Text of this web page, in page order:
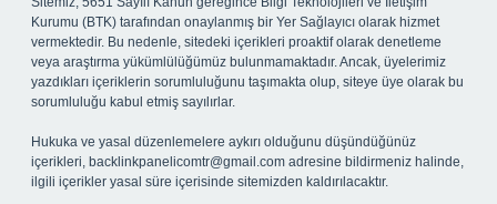
Kurumu (BTK) tarafından onaylanmış bir Yer Sağlayıcı olarak hizmet
vermektedir. Bu nedenle, sitedeki içerikleri proaktif olarak denetleme
veya araştırma yükümlülüğümüz bulunmamaktadır. Ancak, üyelerimiz
yazdıkları içeriklerin sorumluluğunu taşımakta olup, siteye üye olarak bu
sorumluluğu kabul etmiş sayılırlar.
Hukuka ve yasal düzenlemelere aykırı olduğunu düşündüğünüz
içerikleri, backlinkpanelicomtr@gmail.com adresine bildirmeniz halinde,
ilgili içerikler yasal süre içerisinde sitemizden kaldırılacaktır.